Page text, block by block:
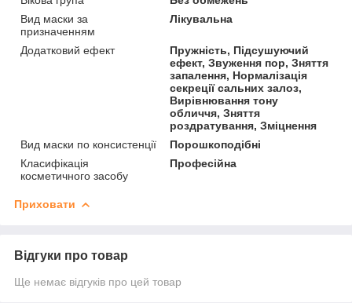
Вид маски за
призначенням
Лікувальна
Додатковий ефект
Пружність, Підсушуючий
ефект, Звуження пор, Зняття
запалення, Нормалізація
секреції сальних залоз,
Вирівнювання тону
обличчя, Зняття
роздратування, Зміцнення
Вид маски по консистенції
Порошкоподібні
Класифікація
косметичного засобу
Професійна
Приховати
Відгуки про товар
Ще немає відгуків про цей товар